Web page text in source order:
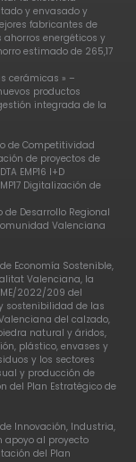
y envasado y
fabricantes de
energéticos y
estimado de 265,17
cerámicas » –
productos
integrada de la
de Competitividad
de proyectos de
EMP16 I+D
Digitalización de
de Desarrollo Regional
Valenciana
Economía Sostenible,
Valenciana, la
2022/209 del
sostenibilidad de las
del calzado,
natural y áridos,
plástico, envases y
y los sectores
y producción de
del Plan Estratégico de
Innovación, Industria,
apoyo al proyecto
del Plan